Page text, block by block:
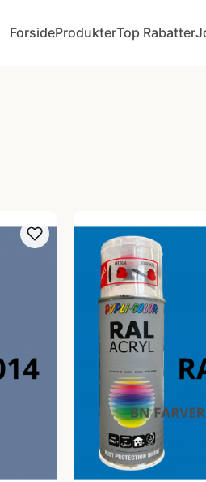
ForsideProdukterTop Rabatter